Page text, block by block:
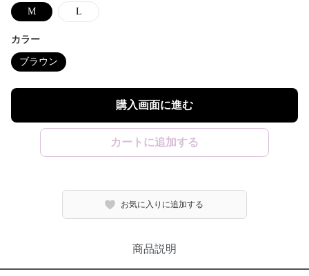
M L
カラー
ブラウン
購入画面に進む
カートに追加する
お気に入りに追加する
商品説明